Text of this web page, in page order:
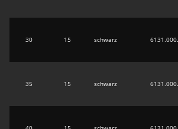
30 15 schwarz
35 15 schwarz